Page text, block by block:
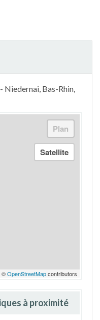
Niedernai, Bas-Rhin,
©OpenStreetMapcontributors
à proximité